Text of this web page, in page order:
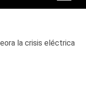
la crisis eléctrica